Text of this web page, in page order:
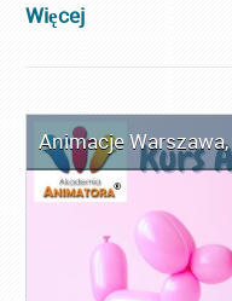
Więcej
Animacje Warszawa,